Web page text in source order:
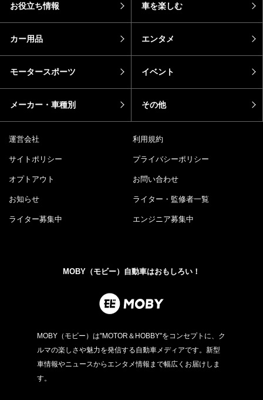
お役立ち情報 車を楽しむ
カー用品 エンタメ
モータースポーツ イベント
メーカー・車種別 その他
運営会社 利用規約
サイトポリシー プライバシーポリシー
オプトアウト お問い合わせ
お知らせ ライター・監修者一覧
ライター募集中 エンジニア募集中
MOBY（モビー）自動車はおもしろい！
MOBY（モビー）は"MOTOR＆HOBBY"をコンセプトに、ク
ルマの楽しさや魅力を発信する自動車メディアです。新型
車情報やニュースからエンタメ情報まで幅広くお届けしま
す。